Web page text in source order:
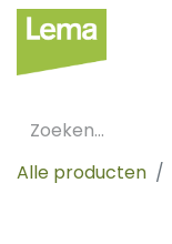
Alle producten